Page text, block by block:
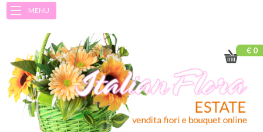
MENU
€ 0